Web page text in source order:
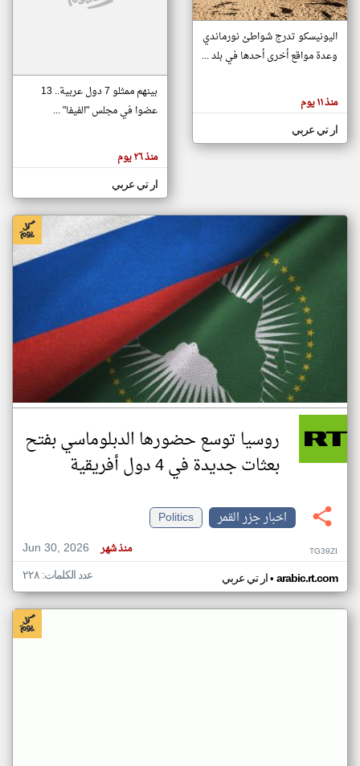
مصادر الأخبار من جزر القمر
اخبار جزر القمر على مدار الساعة
أهم اخبار جزر القمر العاجلة والمباشرة
هنا عن
وجهة
كاتبيها.
اليونيسكو تدرج شواطئ نورماندي
وعدة مواقع أخرى أحدها في بلد ...
منذ ١١ يوم
ار تي عربي
بينهم ممثلو 7 دول عربية.. 13
عضوا في مجلس "الفيفا" ...
منذ ٢٦ يوم
ار تي عربي
روسيا توسع حضورها الدبلوماسي بفتح
بعثات جديدة في 4 دول أفريقية
اخبار جزر القمر
Politics
Jun 30, 2026
منذ شهر TG39ZI
ار تي عربي• arabic.rt.com عدد الكلمات: ٢٢٨
klyoum.com